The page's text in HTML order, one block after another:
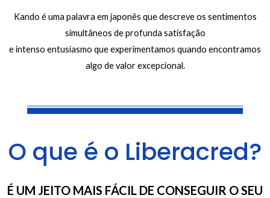
Kando é uma palavra em japonês que descreve os sentimentos
simultâneos de profunda satisfação
e intenso entusiasmo que experimentamos quando encontramos
algo de valor excepcional.
O que é o Liberacred?
É UM JEITO MAIS FÁCIL DE CONSEGUIR O SEU